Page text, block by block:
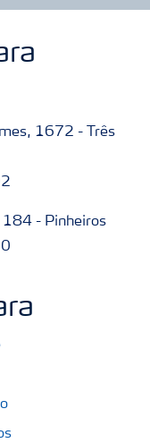
1672 - Três
184 - Pinheiros